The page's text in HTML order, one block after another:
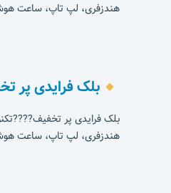
هندزفری، لپ تاپ، ساعت
بلک فرایدی پر
بلک فرایدی پر
هندزفری، لپ تاپ، ساعت